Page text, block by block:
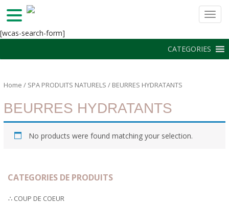
k
p
[wcas-search-form]
CATEGORIES
Home / SPA PRODUITS NATURELS / BEURRES HYDRATANTS
BEURRES HYDRATANTS
No products were found matching your selection.
CATEGORIES DE PRODUITS
∴ COUP DE COEUR